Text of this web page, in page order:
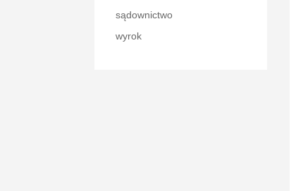
sądownictwo
wyrok